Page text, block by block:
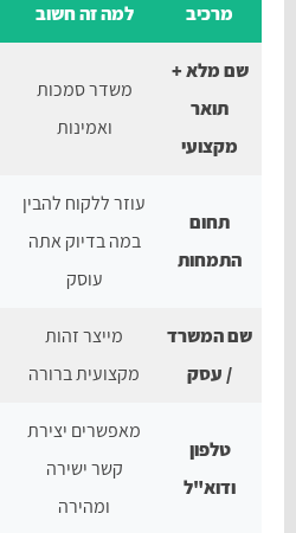
מרכיב למה זה חשוב
שם מלא +
תואר
מקצועי
משדר סמכות
ואמינות
תחום
התמחות
עוזר ללקוח להבין
במה בדיוק אתה
עוסק
שם המשרד
/ עסק
מייצר זהות
מקצועית ברורה
טלפון
ודוא"ל
מאפשרים יצירת
קשר ישירה
ומהירה